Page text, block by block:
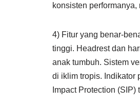
konsisten
4) Fitur yang benar-
tinggi. Headrest dan
anak tumbuh. Sistem
di iklim tropis. Indikator
Impact Protection